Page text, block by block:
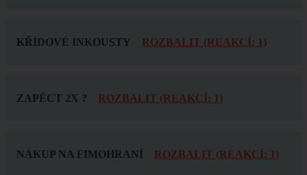
KŘÍDOVÉ INKOUSTY ROZBALIT (REAKCÍ: 1)
ZAPÉCT 2X ? ROZBALIT (REAKCÍ: 1)
NÁKUP NA FIMOHRANÍ ROZBALIT (REAKCÍ: 1)